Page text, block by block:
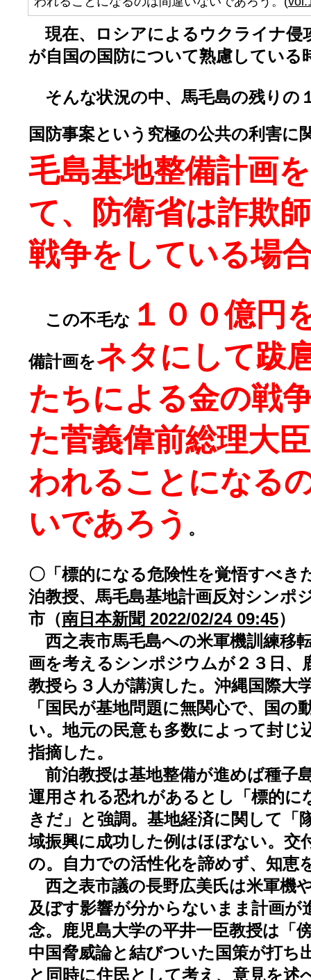
現在、ロシアによるウクライナ侵
が自国の国防について熟慮している
そんな状況の中、馬毛島の残りの
国防事案という究極の公共の利害に
毛島基地整備計画
て、防衛省は詐欺
戦争をしている場
この不毛な １００億円
備計画をネタにして跋
たちによる金の戦
た菅義偉前総理大
われることになる
いであろう 。
〇「標的になる危険性を覚悟すべ
泊教授、馬毛島基地計画反対シン
市（南日本新聞 2022/02/24 09:45）
西之表市馬毛島への米軍機訓練移
画を考えるシンポジウムが２３日、
教授ら３人が講演した。沖縄国際大
「国民が基地問題に無関心で、国の
い。地元の民意も多数によって封じ
指摘した。
前泊教授は基地整備が進めば種子
運用される恐れがあるとし「標的に
きだ」と強調。基地経済に関して「
域振興に成功した例はほぼない。交
の。自力での活性化を諦めず、知恵
西之表市議の長野広美氏は米軍機
及ぼす影響が分からないまま計画が
念。鹿児島大学の平井一臣教授は「
中国脅威論と結びついた国策が打ち
と同時に住民として考え、意見を述